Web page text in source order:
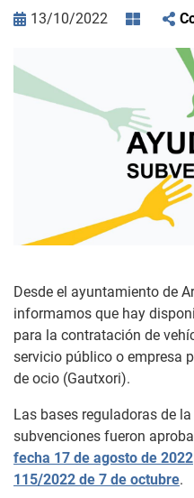
13/10/2022
Desde el ayuntamiento de
informamos que hay
para la contratación de
servicio público o empresa
de ocio (Gautxori).
Las bases reguladoras de
subvenciones fueron
fecha 17 de agosto de 2022
115/2022 de 7 de octubre.